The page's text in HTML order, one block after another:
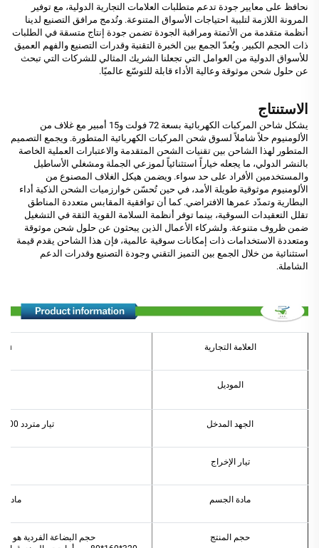
نحافظ على معايير جودة تدعم متطلبات العلامات التجارية الدولية، مع توفير
المرونة اللازمة لتلبية احتياجات الأسواق المتنوعة. وتُدمج مرافق التصنيع لدينا
أنظمة متقدمة من الأتمتة ومراقبة الجودة تضمن جودة إنتاج متسقة في الطلبات
ذات الحجم الكبير. ويُعدّ الجمع بين الخبرة التقنية وقدرات التصنيع والفهم العميق
للأسواق الدولية من العوامل التي تجعلنا الشريك المثالي للشركات التي تبحث
عن حلول شحن موثوقة وعالية الأداء قابلة للتوسّع عالميًا.
الاستنتاج
يشكل شاحن المركبات الكهربائية بسعة 72 فولت و15 أمبير مع غلاف من
الألومنيوم حلاً شاملاً لسوق شحن المركبات الكهربائية المتطورة. ويجمع التصميم
المتطور لهذا الشاحن بين تقنيات الشحن المتقدمة والاعتبارات العملية الخاصة
بالنشر الدولي، ما يجعله خياراً استثنائياً لموزعي الجملة ومشغلي الأساطيل
والمستخدمين الأفراد على حد سواء. ويضمن هيكل الغلاف المصنوع من
الألومنيوم موثوقية طويلة الأمد، في حين تُحسّن خوارزميات الشحن الذكية أداء
البطارية وتمدّد عمرها الافتراضي. كما أن توافقية المقابس متعددة المناطق
تقلل التعقيدات السوقية، بينما توفر أنظمة السلامة القوية الثقة في التشغيل
ضمن ظروف متنوعة. ولشركاء الأعمال الذين يبحثون عن حلول شحن موثوقة
ومتعددة الاستخدامات ذات إمكانات سوقية عالمية، فإن هذا الشاحن يقدم قيمة
استثنائية من خلال الجمع بين التميز التقني وجودة التصنيع وقدرات الدعم
الشاملة.
العلامة التجارية
الموديل
الجهد المدخل تيار متردد 100-240 فولت؛ 50/60 هرتز
تيار الإخراج
مادة الجسم مادة
حجم المنتج